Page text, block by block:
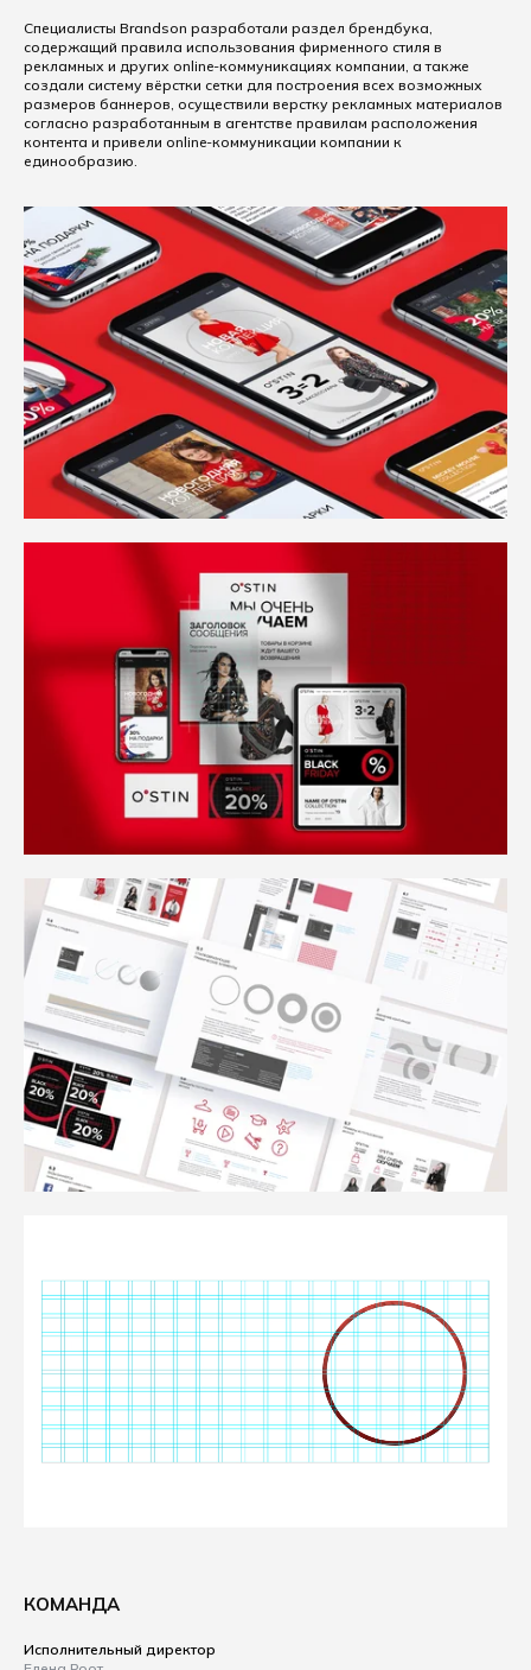
Специалисты Brandson разработали раздел брендбука,
содержащий правила использования фирменного стиля в
рекламных и других online-коммуникациях компании, а также
создали систему вёрстки сетки для построения всех возможных
размеров баннеров, осуществили верстку рекламных материалов
согласно разработанным в агентстве правилам расположения
контента и привели online-коммуникации компании к
единообразию.
КОМАНДА
Исполнительный директор